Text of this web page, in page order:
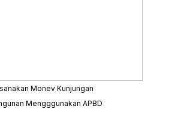
Monev Kunjungan
Mengggunakan APBD